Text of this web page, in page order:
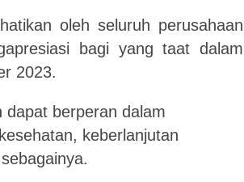
oleh seluruh perusahaan
bagi yang taat dalam
2023.
dapat berperan dalam
keberlanjutan